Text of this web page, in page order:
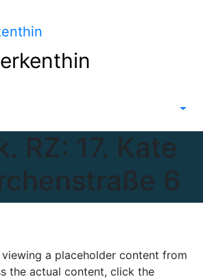
RZ: 17. Kate
6
a placeholder content from
the actual content, click the